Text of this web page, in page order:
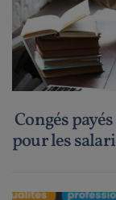
Congés
pour les